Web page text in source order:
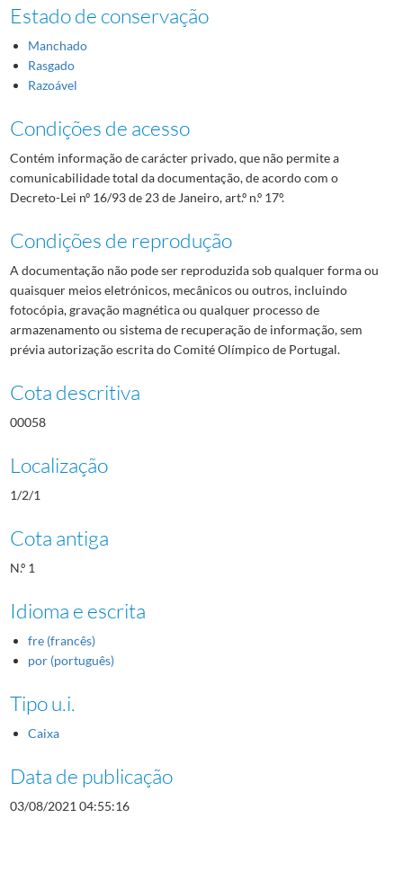
Estado de conservação
Manchado
Rasgado
Razoável
Condições de acesso
Contém informação de carácter privado, que não permite a
comunicabilidade total da documentação, de acordo com o
Decreto-Lei nº 16/93 de 23 de Janeiro, art.º n.º 17º.
Condições de reprodução
A documentação não pode ser reproduzida sob qualquer forma ou
quaisquer meios eletrónicos, mecânicos ou outros, incluindo
fotocópia, gravação magnética ou qualquer processo de
armazenamento ou sistema de recuperação de informação, sem
prévia autorização escrita do Comité Olímpico de Portugal.
Cota descritiva
00058
Localização
1/2/1
Cota antiga
N.º 1
Idioma e escrita
fre (francês)
por (português)
Tipo u.i.
Caixa
Data de publicação
03/08/2021 04:55:16